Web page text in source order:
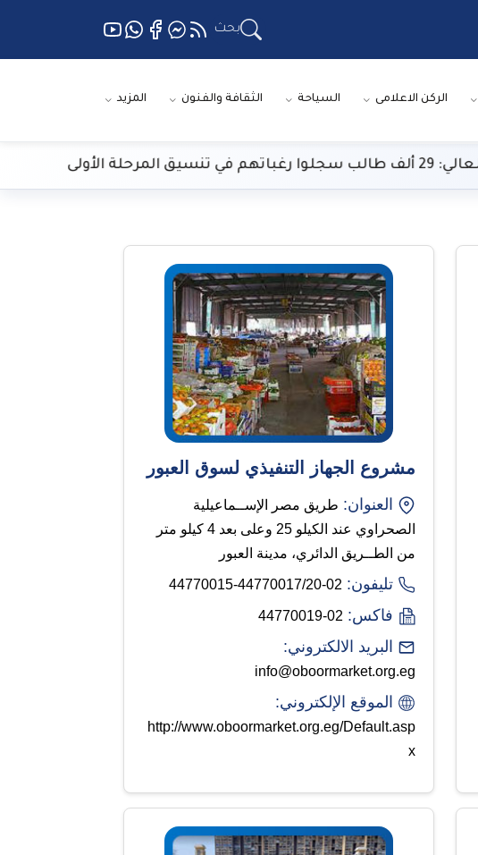
بحث
الركن الاعلامى السياحة الثقافة والفنون المزيد
مشروع الجهاز التنفيذي لسوق العبور
العنوان: طريق مصر الإســماعيلية
الصحراوي عند الكيلو 25 وعلى بعد 4 كيلو متر
من الطــريق الدائري، مدينة العبور
تليفون: 02-44770017/20-44770015
فاكس: 02-44770019
البريد الالكتروني:
info@oboormarket.org.eg
الموقع الإلكتروني:
http://www.oboormarket.org.eg/Default.asp
x